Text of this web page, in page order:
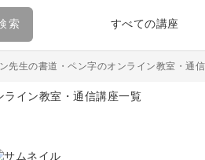
索 すべての講座
先生の書道・ペン字のオンライン教室・通